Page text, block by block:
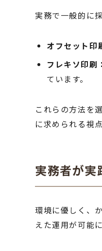
実務で一般的に
オフセット印
フレキソ印刷：
ています。
これらの方法を
に求められる視点
実務者が実
環境に優しく、
えた運用が可能